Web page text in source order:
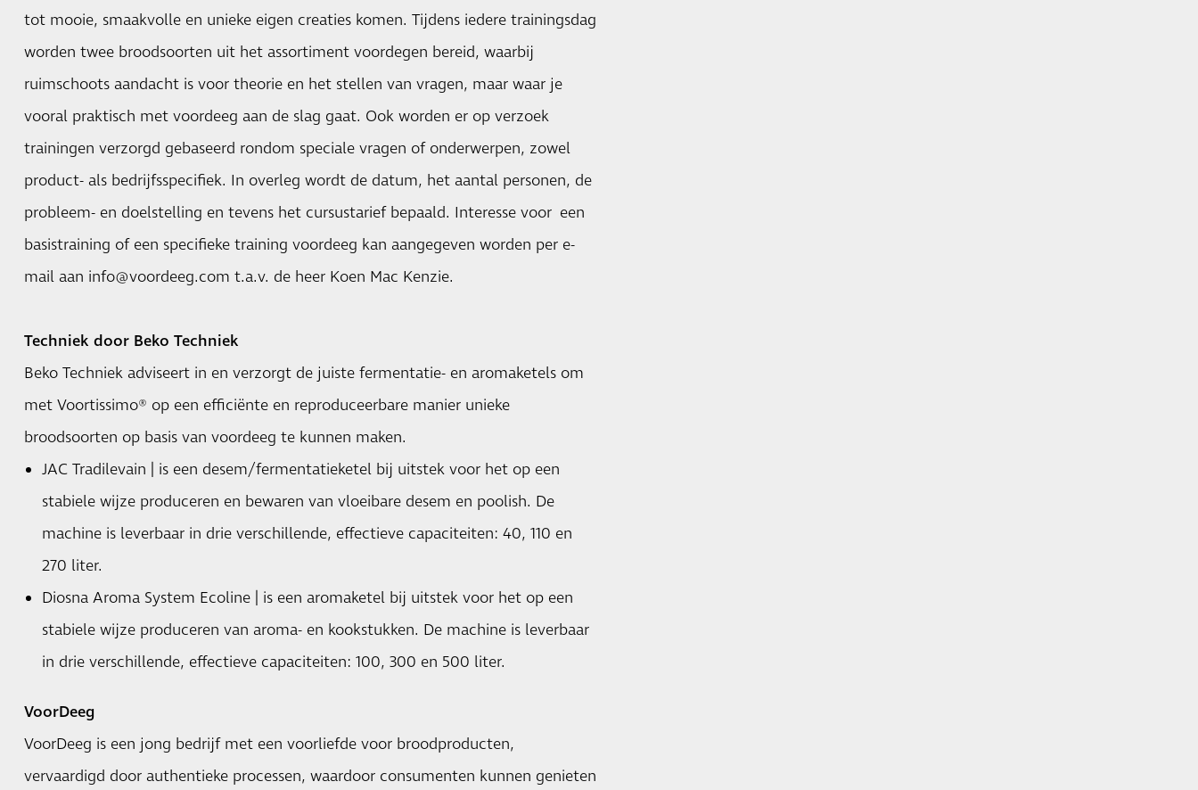
tot mooie, smaakvolle en unieke eigen creaties komen. Tijdens iedere trainingsdag
worden twee broodsoorten uit het assortiment voordegen bereid, waarbij
ruimschoots aandacht is voor theorie en het stellen van vragen, maar waar je
vooral praktisch met voordeeg aan de slag gaat. Ook worden er op verzoek
trainingen verzorgd gebaseerd rondom speciale vragen of onderwerpen, zowel
product- als bedrijfsspecifiek. In overleg wordt de datum, het aantal personen, de
probleem- en doelstelling en tevens het cursustarief bepaald. Interesse voor een
basistraining of een specifieke training voordeeg kan aangegeven worden per e-
mail aan info@voordeeg.com t.a.v. de heer Koen Mac Kenzie.
Techniek door Beko Techniek
Beko Techniek adviseert in en verzorgt de juiste fermentatie- en aromaketels om
met Voortissimo® op een efficiënte en reproduceerbare manier unieke
broodsoorten op basis van voordeeg te kunnen maken.
JAC Tradilevain | is een desem/fermentatieketel bij uitstek voor het op een
stabiele wijze produceren en bewaren van vloeibare desem en poolish. De
machine is leverbaar in drie verschillende, effectieve capaciteiten: 40, 110 en
270 liter.
Diosna Aroma System Ecoline | is een aromaketel bij uitstek voor het op een
stabiele wijze produceren van aroma- en kookstukken. De machine is leverbaar
in drie verschillende, effectieve capaciteiten: 100, 300 en 500 liter.
VoorDeeg
VoorDeeg is een jong bedrijf met een voorliefde voor broodproducten,
vervaardigd door authentieke processen, waardoor consumenten kunnen genieten